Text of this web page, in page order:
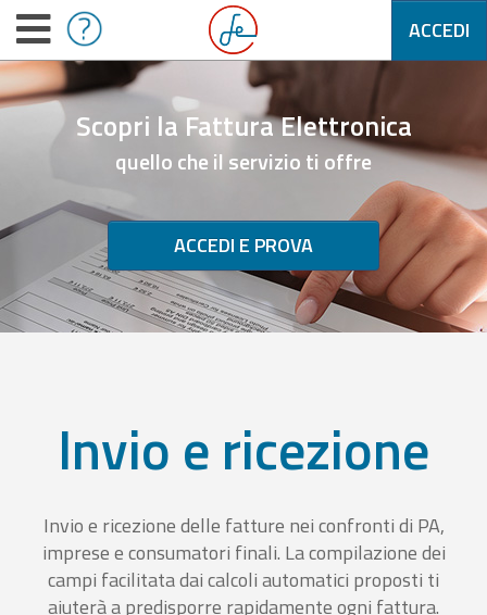
ACCEDI
Scopri la Fattura Elettronica
quello che il servizio ti offre
ACCEDI E PROVA
Invio e ricezione
Invio e ricezione delle fatture nei confronti di PA,
imprese e consumatori finali. La compilazione dei
campi facilitata dai calcoli automatici proposti ti
aiuterà a predisporre rapidamente ogni fattura.